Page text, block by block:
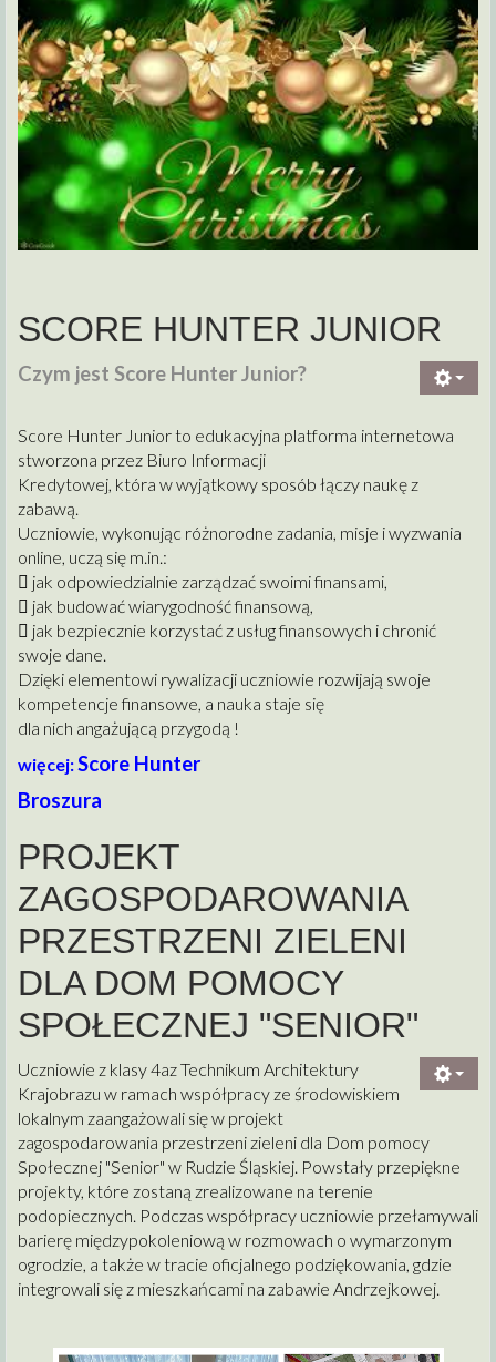
SCORE HUNTER JUNIOR
Czym jest Score Hunter Junior?
Score Hunter Junior to edukacyjna platforma internetowa
stworzona przez Biuro Informacji
Kredytowej, która w wyjątkowy sposób łączy naukę z
zabawą.
Uczniowie, wykonując różnorodne zadania, misje i wyzwania
online, uczą się m.in.:
 jak odpowiedzialnie zarządzać swoimi finansami,
 jak budować wiarygodność finansową,
 jak bezpiecznie korzystać z usług finansowych i chronić
swoje dane.
Dzięki elementowi rywalizacji uczniowie rozwijają swoje
kompetencje finansowe, a nauka staje się
dla nich angażującą przygodą !
więcej:Score Hunter
Broszura
PROJEKT
ZAGOSPODAROWANIA
PRZESTRZENI ZIELENI
DLA DOM POMOCY
SPOŁECZNEJ "SENIOR"
Uczniowie z klasy 4az Technikum Architektury
Krajobrazu w ramach współpracy ze środowiskiem
lokalnym zaangażowali się w projekt
zagospodarowania przestrzeni zieleni dla Dom pomocy
Społecznej "Senior" w Rudzie Śląskiej. Powstały przepiękne
projekty, które zostaną zrealizowane na terenie
podopiecznych. Podczas współpracy uczniowie przełamywali
barierę międzypokoleniową w rozmowach o wymarzonym
ogrodzie, a także w tracie oficjalnego podziękowania, gdzie
integrowali się z mieszkańcami na zabawie Andrzejkowej.